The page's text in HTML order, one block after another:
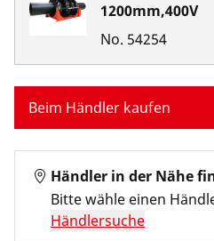
1200mm,400V
No. 54254
Beim Händler kaufen
Händler in der Nähe
Bitte wähle einen
Händlersuche